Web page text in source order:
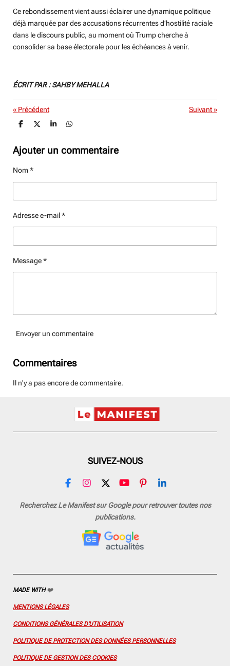
Ce rebondissement vient aussi éclairer une dynamique politique
déjà marquée par des accusations récurrentes d’hostilité raciale
dans le discours public, au moment où Trump cherche à
consolider sa base électorale pour les échéances à venir.
ÉCRIT PAR : SAHBY MEHALLA
« Précédent Suivant»
P
t
a
e
P
t
a
P
t
a
P
t
a
Ajouter un commentaire
Nom *
Adresse e-mail *
Message *
Envoyer un commentaire
Commentaires
Il n'y a pas encore de commentaire.
SUIVEZ-NOUS
F
c
I
s
r
a
X
Y
u
T
u
e
P
n
s
t
L
n
Recherchez Le Manifest sur Google pour retrouver toutes nos
publications.
MADE WITH❤️
MENTIONS LÉGALES
CONDITIONS GÉNÉRALES D'UTILISATION
POLITIQUE DE PROTECTION DES DONNÉES PERSONNELLES
POLITIQUE DE GESTION DES COOKIES